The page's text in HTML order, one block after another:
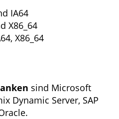
IA64
X86_64
X86_64
sind Microsoft
Dynamic Server, SAP